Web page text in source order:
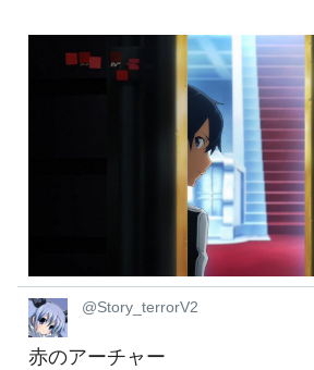
@Story_terrorV2
赤のアーチャー